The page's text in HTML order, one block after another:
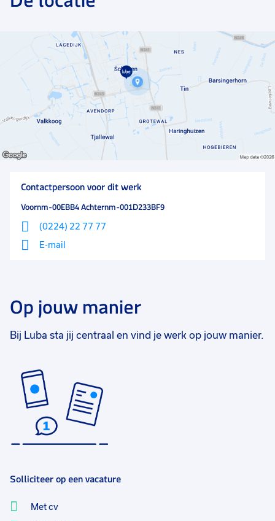
medewerkers. Albert van Zoonen ligt direct naast het
openbaar vervoer.
Contactpersoon voor dit werk
Voornm-00EBB4 Achternm-001D233BF9
(0224) 22 77 77
E-mail
Op jouw manier
Bij Luba sta jij centraal en vind je werk op jouw manier.
Solliciteer op een vacature
Met cv